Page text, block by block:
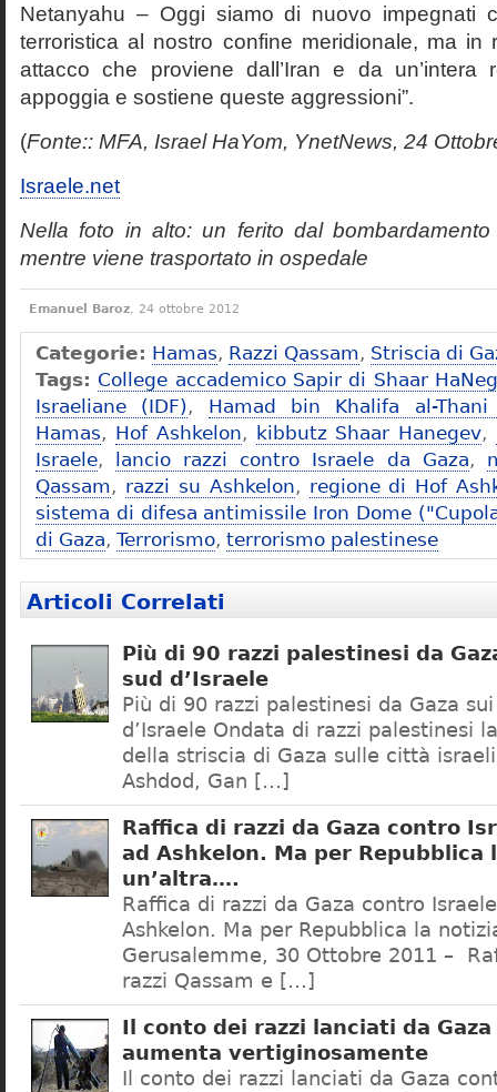
Netanyahu – Oggi siamo di nuovo impegnati
terroristica al nostro confine meridionale, ma in
attacco che proviene dall’Iran e da un’intera
appoggia e sostiene queste aggressioni”.
(Fonte:: MFA, Israel HaYom, YnetNews, 24
Israele.net
Nella foto in alto: un ferito dal
mentre viene trasportato in ospedale
Emanuel Baroz, 24 ottobre 2012
Categorie: Hamas, Razzi Qassam, Striscia di
Tags: College accademico Sapir di Shaar
Israeliane (IDF), Hamad bin Khalifa al-
Hamas, Hof Ashkelon, kibbutz Shaar Hanegev,
Israele, lancio razzi contro Israele da Gaza,
Qassam, razzi su Ashkelon, regione di Hof
sistema di difesa antimissile Iron Dome
di Gaza, Terrorismo, terrorismo palestinese
Articoli Correlati
Più di 90 razzi palestinesi da
sud d’Israele
Più di 90 razzi palestinesi da Gaza
d’Israele Ondata di razzi palestinesi
della striscia di Gaza sulle città
Ashdod, Gan […]
Raffica di razzi da Gaza contro
ad Ashkelon. Ma per Repubblica
un’altra….
Raffica di razzi da Gaza contro
Ashkelon. Ma per Repubblica la
Gerusalemme, 30 Ottobre 2011 –
razzi Qassam e […]
Il conto dei razzi lanciati da
aumenta vertiginosamente
Il conto dei razzi lanciati da Gaza